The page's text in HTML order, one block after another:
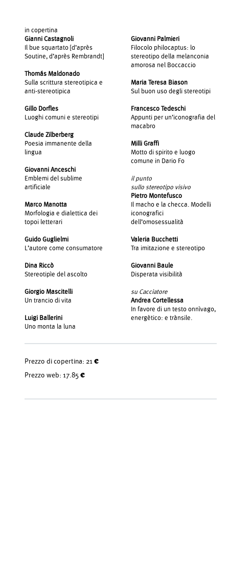
in copertina
Gianni Castagnoli
Il bue squartato [d’après
Soutine, d’après Rembrandt]
Thomás Maldonado
Sulla scrittura stereotipica e
anti-stereotipica
Gillo Dorfles
Luoghi comuni e stereotipi
Claude Zilberberg
Poesia immanente della
lingua
Giovanni Anceschi
Emblemi del sublime
artificiale
Marco Manotta
Morfologia e dialettica dei
topoi letterari
Guido Guglielmi
L’autore come consumatore
Dina Riccò
Stereotipìe del ascolto
Giorgio Mascitelli
Un trancio di vita
Luigi Ballerini
Uno monta la luna
Giovanni Palmieri
Filocolo philocaptus: lo
stereotipo della melanconia
amorosa nel Boccaccio
Maria Teresa Biason
Sul buon uso degli stereotipi
Francesco Tedeschi
Appunti per un’iconografia del
macabro
Milli Graffi
Motto di spirito e luogo
comune in Dario Fo
il punto
sullo stereotipo visivo
Pietro Montefusco
Il macho e la checca. Modelli
iconografici
dell’omosessualità
Valeria Bucchetti
Tra imitazione e stereotipo
Giovanni Baule
Disperata visibilità
su Cacciatore
Andrea Cortellessa
In favore di un testo onnìvago,
energètico: e trànsile.
Prezzo di copertina: 21 €
Prezzo web: 17.85 €